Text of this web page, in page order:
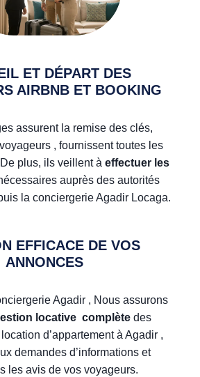
ET DÉPART DES
AIRBNB ET BOOKING
assurent la remise des clés,
, fournissent toutes les
plus, ils veillent à effectuer les
auprès des autorités
la conciergerie Agadir Locaga.
EFFICACE DE VOS
ANNONCES
Agadir , Nous assurons
locative complète des
d’appartement à Agadir ,
demandes d’informations et
les avis de vos voyageurs.